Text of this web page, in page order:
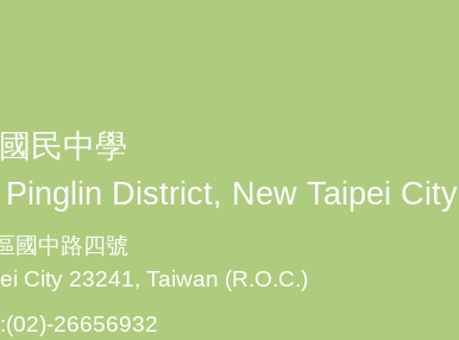
民中學
District, New Taipei City
國中路四號
City 23241, Taiwan (R.O.C.)
26656932